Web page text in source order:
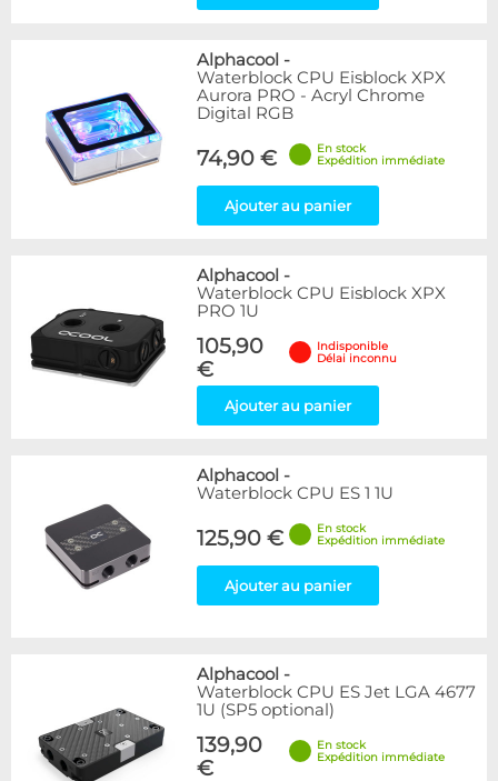
Alphacool -
Waterblock CPU Eisblock XPX
Aurora PRO - Acryl Chrome
Digital RGB
74,90 €
En stock
Expédition immédiate
Ajouter au panier
Alphacool -
Waterblock CPU Eisblock XPX
PRO 1U
105,90
€
Indisponible
Délai inconnu
Ajouter au panier
Alphacool -
Waterblock CPU ES 1 1U
125,90 €
En stock
Expédition immédiate
Ajouter au panier
Alphacool -
Waterblock CPU ES Jet LGA 4677
1U (SP5 optional)
139,90
€
En stock
Expédition immédiate